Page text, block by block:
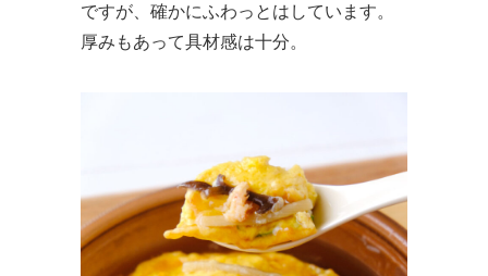
ですが、確かにふわっとはしています。
厚みもあって具材感は十分。